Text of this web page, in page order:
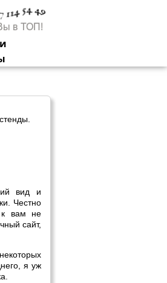
в ТОП!
вид и
Честно
к вам не
сайт,
я уж